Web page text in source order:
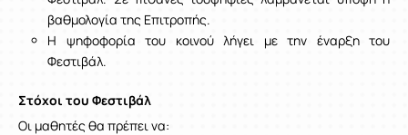
βαθμολογία της Επιτροπής.
Η ψηφοφορία του κοινού λήγει με την έναρξη του
Φεστιβάλ.
Στόχοι του Φεστιβάλ
Οι μαθητές θα πρέπει να: